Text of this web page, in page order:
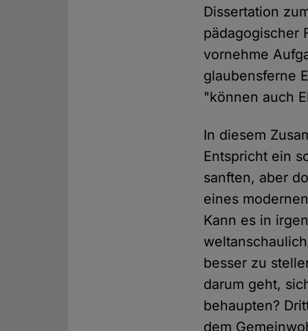
Dissertation
pädagogischer
vornehme
glaubensferne
"können auch
In diesem
Entspricht ein
sanften, aber
eines
Kann es in
besser zu
darum geht,
behaupten?
dem